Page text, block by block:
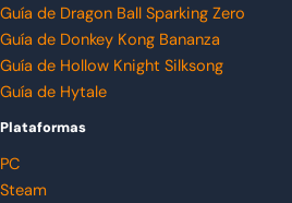
Guía de Dragon Ball Sparking Zero
Guía de Donkey Kong Bananza
Guía de Hollow Knight Silksong
Guía de Hytale
Plataformas
PC
Steam